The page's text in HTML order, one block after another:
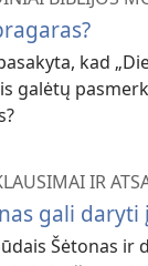
kad
galėtų
IR
gali daryti
Šėtonas ir